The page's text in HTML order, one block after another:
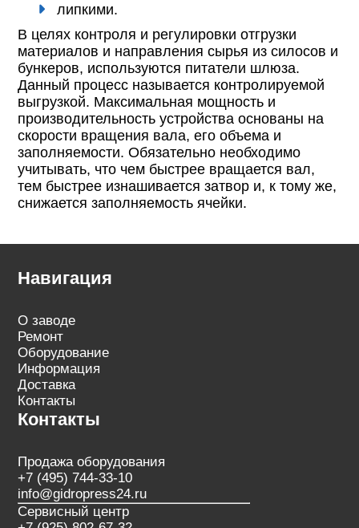
липкими.
В целях контроля и регулировки отгрузки
материалов и направления сырья из силосов и
бункеров, используются питатели шлюза.
Данный процесс называется контролируемой
выгрузкой. Максимальная мощность и
производительность устройства основаны на
скорости вращения вала, его объема и
заполняемости. Обязательно необходимо
учитывать, что чем быстрее вращается вал,
тем быстрее изнашивается затвор и, к тому же,
снижается заполняемость ячейки.
Навигация
О заводе
Ремонт
Оборудование
Информация
Доставка
Контакты
Контакты
Продажа оборудования
+7 (495) 744-33-10
info@gidropress24.ru
Сервисный центр